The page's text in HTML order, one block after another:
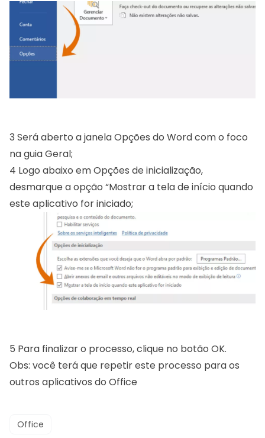
3 Será aberto a janela Opções do Word com o foco
na guia Geral;
4 Logo abaixo em Opções de inicialização,
desmarque a opção “Mostrar a tela de início quando
este aplicativo for iniciado;
5 Para finalizar o processo, clique no botão OK.
Obs: você terá que repetir este processo para os
outros aplicativos do Office
Office